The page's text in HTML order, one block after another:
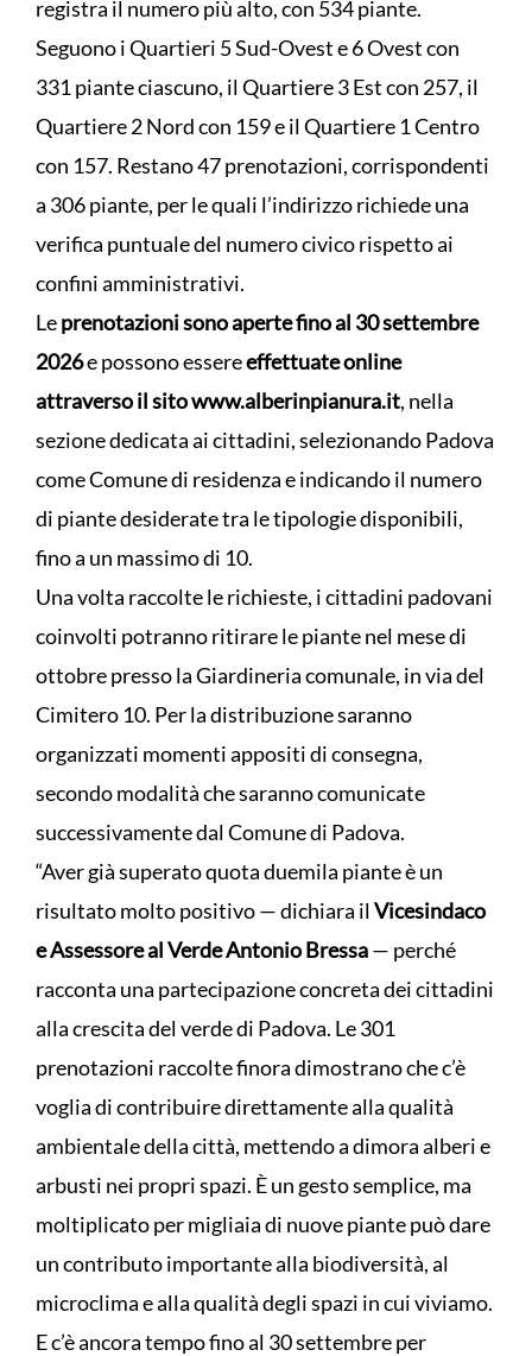
registra il numero più alto, con 534 piante.
Seguono i Quartieri 5 Sud-Ovest e 6 Ovest con
331 piante ciascuno, il Quartiere 3 Est con 257, il
Quartiere 2 Nord con 159 e il Quartiere 1 Centro
con 157. Restano 47 prenotazioni, corrispondenti
a 306 piante, per le quali l’indirizzo richiede una
verifica puntuale del numero civico rispetto ai
confini amministrativi.
Leprenotazioni sono aperte fino al 30 settembre
2026e possono essereeffettuate online
attraverso il sito www.alberinpianura.it, nella
sezione dedicata ai cittadini, selezionando Padova
come Comune di residenza e indicando il numero
di piante desiderate tra le tipologie disponibili,
fino a un massimo di 10.
Una volta raccolte le richieste, i cittadini padovani
coinvolti potranno ritirare le piante nel mese di
ottobre presso la Giardineria comunale, in via del
Cimitero 10. Per la distribuzione saranno
organizzati momenti appositi di consegna,
secondo modalità che saranno comunicate
successivamente dal Comune di Padova.
“Aver già superato quota duemila piante è un
risultato molto positivo — dichiara ilVicesindaco
e Assessore al Verde Antonio Bressa— perché
racconta una partecipazione concreta dei cittadini
alla crescita del verde di Padova. Le 301
prenotazioni raccolte finora dimostrano che c’è
voglia di contribuire direttamente alla qualità
ambientale della città, mettendo a dimora alberi e
arbusti nei propri spazi. È un gesto semplice, ma
moltiplicato per migliaia di nuove piante può dare
un contributo importante alla biodiversità, al
microclima e alla qualità degli spazi in cui viviamo.
E c’è ancora tempo fino al 30 settembre per